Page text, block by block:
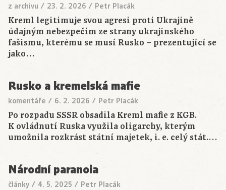
z archivu / 23. 2. 2026 / Petr Placák
Kreml legitimuje svou agresi proti Ukrajině
údajným nebezpečím ze strany ukrajinského
fašismu, kterému se musí Rusko – prezentující se
jako…
Rusko a kremelská mafie
komentáře / 6. 2. 2026 / Petr Placák
Po rozpadu SSSR obsadila Kreml mafie z KGB.
K ovládnutí Ruska využila oligarchy, kterým
umožnila rozkrást státní majetek, i. e. celý stát.…
Národní paranoia
články / 4. 5. 2025 / Petr Placák